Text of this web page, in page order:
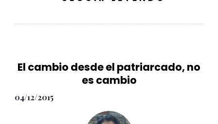
El cambio desde el patriarcado, no
es cambio
04/12/2015